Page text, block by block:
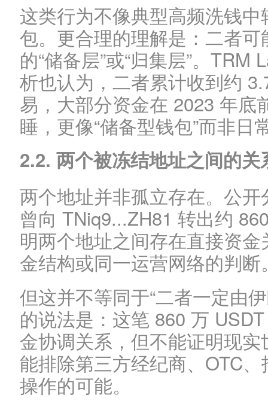
这类行为不像典型高频洗钱
包。更合理的理解是：二者
的“储备层”或“归集层”。
析也认为，二者累计收到约
易，大部分资金在 2023 年底
睡，更像“储备型钱包”而非日
2.2. 两个被冻结地址之间的关
两个地址并非孤立存在。公
曾向 TNiq9...ZH81 转出约
明两个地址之间存在直接资
金结构或同一运营网络的判断
但这并不等同于“二者一定由
的说法是：这笔 860 万
金协调关系，但不能证明现
能排除第三方经纪商、OTC
操作的可能。